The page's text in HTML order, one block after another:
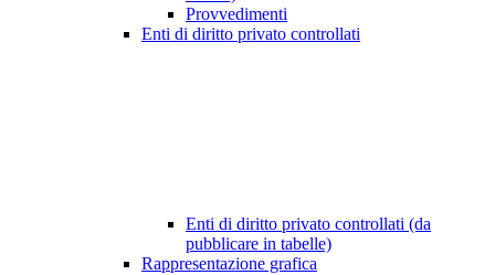
Provvedimenti
Enti di diritto privato controllati
Enti di diritto privato controllati (da
pubblicare in tabelle)
Rappresentazione grafica